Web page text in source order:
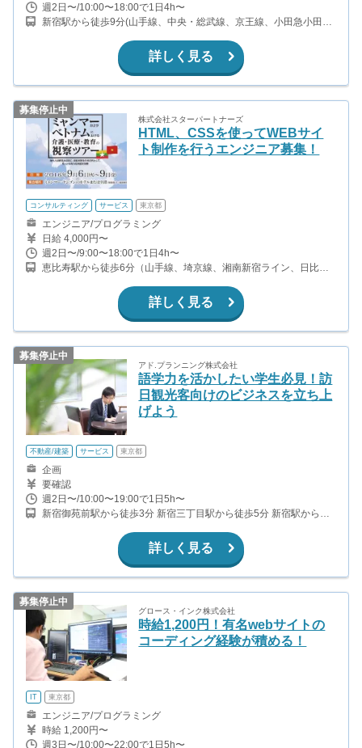
週2日〜/10:00〜18:00で1日4h〜
新宿駅から徒歩9分(山手線、中央・総武線、京王線、小田急小田原
(丸の内線) 西武新宿駅から徒歩11分(西武新宿線)
詳しく見る
募集停止中
株式会社スターパートナーズ
HTML、CSSを使ってWEBサイ
ト制作を行うエンジニア募集！
コンサルティング サービス 東京都
エンジニア/プログラミング
日給 4,000円〜
週2日〜/9:00〜18:00で1日4h〜
恵比寿駅から徒歩6分（山手線、埼京線、湘南新宿ライン、日比谷
詳しく見る
募集停止中
アド.プランニング株式会社
語学力を活かしたい学生必見！訪
日観光客向けのビジネスを立ち上
げよう
不動産/建築 サービス 東京都
企画
要確認
週2日〜/10:00〜19:00で1日5h〜
新宿御苑前駅から徒歩3分 新宿三丁目駅から徒歩5分 新宿駅から徒
詳しく見る
募集停止中
グロース・インク株式会社
時給1,200円！有名webサイトの
コーディング経験が積める！
IT 東京都
エンジニア/プログラミング
時給 1,200円〜
週3日〜/10:00〜22:00で1日5h〜